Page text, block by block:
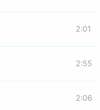
2:01
2:55
2:06